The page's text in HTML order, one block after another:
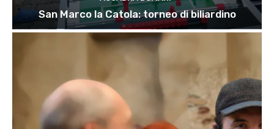
San Marco la Catola: torneo di biliardino